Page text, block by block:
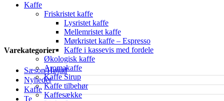
Kaffe
Friskristet kaffe
Lysristet kaffe
Mellemristet kaffe
Mørkristet kaffe – Espresso
Kaffe i kassevis med fordele
Økologisk kaffe
Aromakaffe
Kaffe Sirup
Kaffe tilbehør
Kaffesække
Varekategorier
Sæson/Højtid
Nyheder
Kaffe
Te